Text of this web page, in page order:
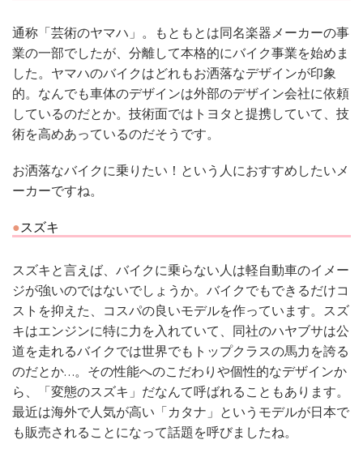
通称「芸術のヤマハ」。もともとは同名楽器メーカーの事
業の一部でしたが、分離して本格的にバイク事業を始めま
した。ヤマハのバイクはどれもお洒落なデザインが印象
的。なんでも車体のデザインは外部のデザイン会社に依頼
しているのだとか。技術面ではトヨタと提携していて、技
術を高めあっているのだそうです。
お洒落なバイクに乗りたい！という人におすすめしたいメ
ーカーですね。
スズキ
スズキと言えば、バイクに乗らない人は軽自動車のイメー
ジが強いのではないでしょうか。バイクでもできるだけコ
ストを抑えた、コスパの良いモデルを作っています。スズ
キはエンジンに特に力を入れていて、同社のハヤブサは公
道を走れるバイクでは世界でもトップクラスの馬力を誇る
のだとか…。その性能へのこだわりや個性的なデザインか
ら、「変態のスズキ」だなんて呼ばれることもあります。
最近は海外で人気が高い「カタナ」というモデルが日本で
も販売されることになって話題を呼びましたね。